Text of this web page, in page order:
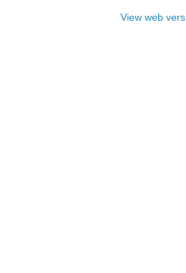
View web